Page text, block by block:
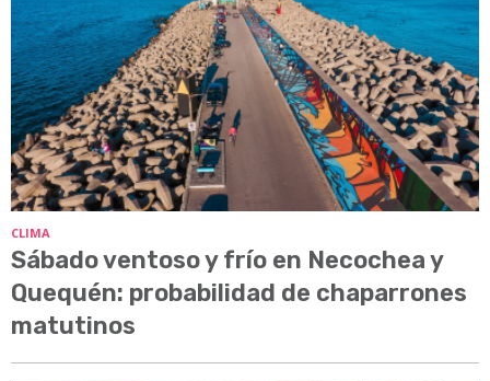
CLIMA
Sábado ventoso y frío en Necochea y
Quequén: probabilidad de chaparrones
matutinos